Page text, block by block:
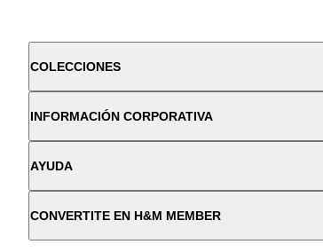
COLECCIONES
INFORMACIÓN CORPORATIVA
AYUDA
CONVERTITE EN H&M MEMBER